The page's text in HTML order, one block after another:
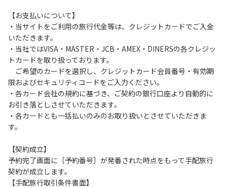
・定期的な施設の消毒。
・スタッフの体調管理、健康チェックの徹底。
・使い捨てスリッパをご用意しております。
・施設内の換気。
※食事中は窓を開けて換気をさせていただく場合がございま
す。また、山の上なので朝晩は冷えます。服装は１枚多めに
ご用意ください。
【お客様へお願い】
・パブリックスペースでは、食事中以外はマスクの着用をお
願いします。
・トイレは各客室のトイレをご利用ください。
※緊急時以外の食堂のトイレの使用は禁止とさせていただき
ます。
【お支払いについて】
・当サイトをご利用の旅行代金等は、クレジットカードでご入金
いただきます。
・当社ではVISA・MASTER・JCB・AMEX・DINERSの各クレジッ
トカードを取り扱っております。
ご希望のカードを選択し、クレジットカード会員番号・有効期
限およびセキュリティコードをご入力ください。
・各カード会社の規約に基づき、ご契約の銀行口座より自動的に
お引き落としさせていただきます。
・各カードとも一括払いのみのお取り扱いとさせていただきま
す。
【契約成立】
予約完了画面に［予約番号］が発番された時点をもって手配旅行
契約が成立します。
【手配旅行取引条件書面】